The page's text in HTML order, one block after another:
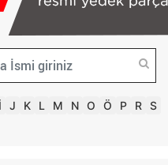
İ J K L M N O Ö P R S